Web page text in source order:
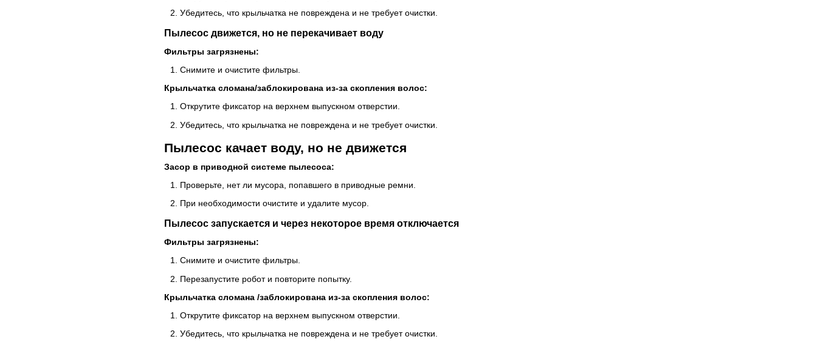
Убедитесь, что крыльчатка не повреждена и не требует очистки.
Пылесос движется, но не перекачивает воду
Фильтры загрязнены:
Снимите и очистите фильтры.
Крыльчатка сломана/заблокирована из-за скопления волос:
Открутите фиксатор на верхнем выпускном отверстии.
Убедитесь, что крыльчатка не повреждена и не требует очистки.
Пылесос качает воду, но не движется
Засор в приводной системе пылесоса:
Проверьте, нет ли мусора, попавшего в приводные ремни.
При необходимости очистите и удалите мусор.
Пылесос запускается и через некоторое время отключается
Фильтры загрязнены:
Снимите и очистите фильтры.
Перезапустите робот и повторите попытку.
Крыльчатка сломана /заблокирована из-за скопления волос:
Открутите фиксатор на верхнем выпускном отверстии.
Убедитесь, что крыльчатка не повреждена и не требует очистки.